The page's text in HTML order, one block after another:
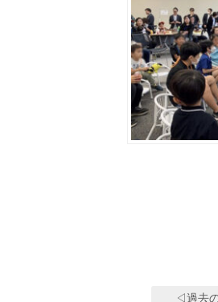
◁過去